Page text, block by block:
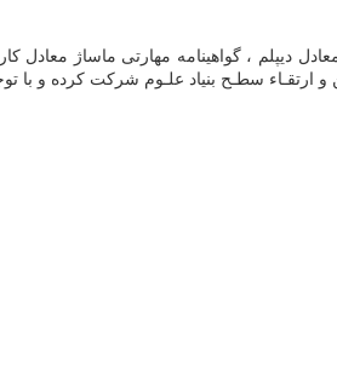
دیپلم ، گواهینامه مهارتی ماساژ معادل
سطـح بنياد علـوم شركت كرده و با